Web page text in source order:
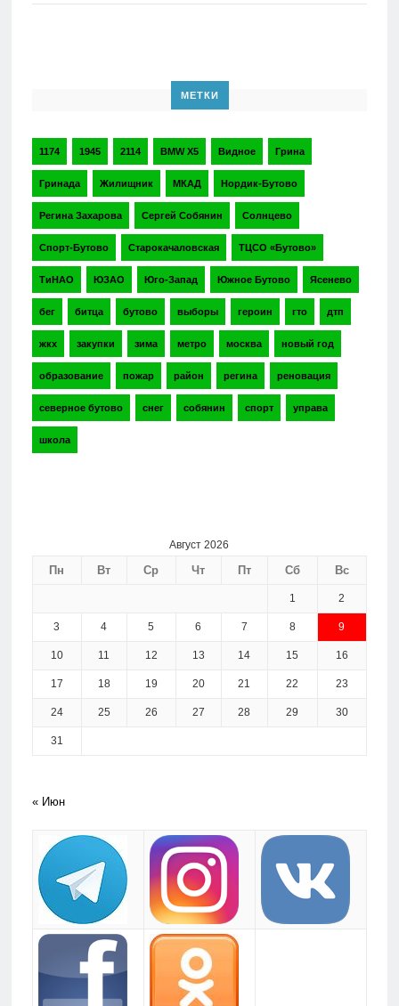
МЕТКИ
1174 1945 2114 BMW X5 Видное Грина
Гринада Жилищник МКАД Нордик-Бутово
Регина Захарова Сергей Собянин Солнцево
Спорт-Бутово Старокачаловская ТЦСО «Бутово»
ТиНАО ЮЗАО Юго-Запад Южное Бутово Ясенево
бег битца бутово выборы героин гто дтп
жкх закупки зима метро москва новый год
образование пожар район регина реновация
северное бутово снег собянин спорт управа
школа
Август 2026
Пн Вт Ср Чт Пт Сб Вс
1 2
3 4 5 6 7 8 9
10 11 12 13 14 15 16
17 18 19 20 21 22 23
24 25 26 27 28 29 30
31
« Июн